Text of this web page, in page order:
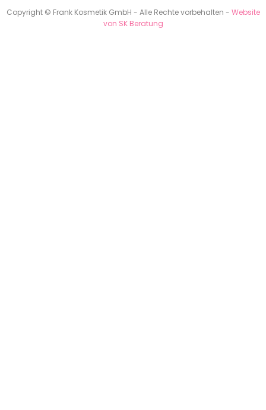
Copyright © Frank Kosmetik GmbH - Alle Rechte vorbehalten - Website
von SK Beratung